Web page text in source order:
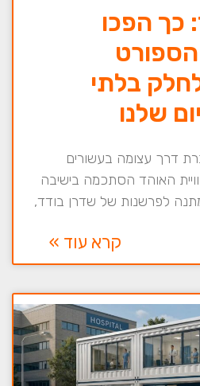
כך הפכו
בלתי
שלנו
דרך עצומה בעשורים
האוהד הסתכמה בישיבה
לפרשנות של שדרן בודד,
קרא עוד »